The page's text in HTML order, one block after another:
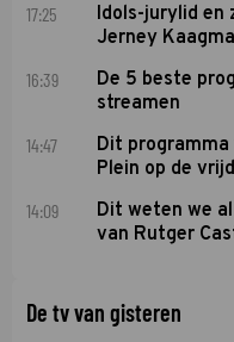
17:25
Idols-jurylid en
Jerney
16:39
De 5 beste
streamen
14:47
Dit
Plein op de
14:09
Dit weten we
van Rutger
De tv van gisteren